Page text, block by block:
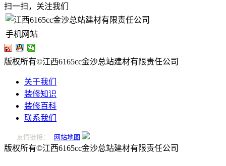
扫一扫，关注我们
手机网站
版权所有©江西6165cc金沙总站建材有限责任公司
关于我们
装修知识
装修百科
联系我们
友情链接： 网站地图
版权所有©江西6165cc金沙总站建材有限责任公司